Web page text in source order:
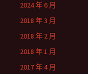
2024 年 6 月
2018 年 3 月
2018 年 2 月
2018 年 1 月
2017 年 4 月